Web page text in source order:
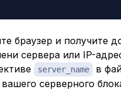
браузер и получите
сервера или IP-
server_name
в
серверного